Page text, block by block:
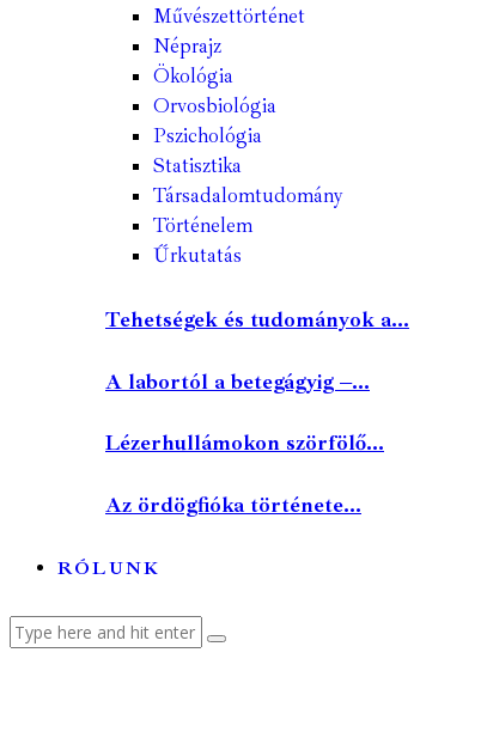
Művészettörténet
Néprajz
Ökológia
Orvosbiológia
Pszichológia
Statisztika
Társadalomtudomány
Történelem
Űrkutatás
Tehetségek és tudományok a...
A labortól a betegágyig –...
Lézerhullámokon szörfölő...
Az ördögfióka története...
RÓLUNK